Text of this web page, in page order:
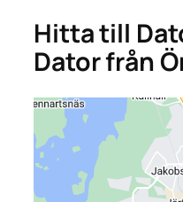
Hitta till
Dator från